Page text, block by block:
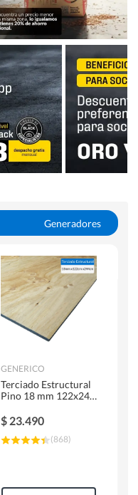
Generadores
Sierras Circulares
GENERICO
Terciado Estructural
Pino 18 mm 122x244
$ 23.490
(868)